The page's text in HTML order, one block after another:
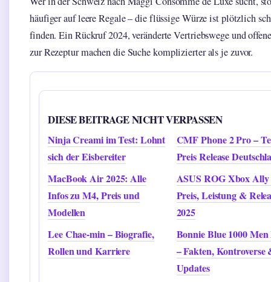
häufiger auf leere Regale – die flüssige Würze ist plötzlich
finden. Ein Rückruf 2024, veränderte Vertriebswege und
zur Rezeptur machen die Suche komplizierter als je zuvor.
DIESE BEITRAGE NICHT VERPASSEN
Ninja Creami im Test: Lohnt
sich der Eisbereiter
CMF Phone 2 Pro –
Preis Release
MacBook Air 2025: Alle
Infos zu M4, Preis und
Modellen
ASUS ROG Xbox
Preis, Leistung &
2025
Lee Chae-min – Biografie,
Rollen und Karriere
Bonnie Blue 1000
– Fakten, Kontroverse
Updates